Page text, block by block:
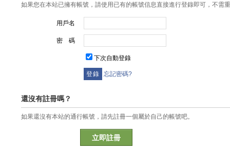
如果您在本站已擁有帳號，請使用已有的帳號信息直接進行登錄即可，不需
用戶名
密 碼
下次自動登錄
忘記密碼?
還沒有註冊嗎？
如果還沒有本站的通行帳號，請先註冊一個屬於自己的帳號吧。
立即註冊